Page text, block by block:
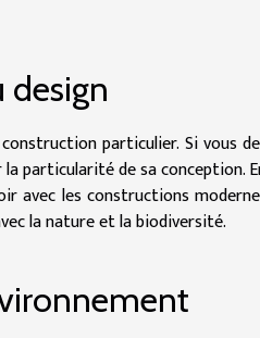
design
particulier. Si vous
particularité de sa conception.
avec les constructions
la nature et la biodiversité.